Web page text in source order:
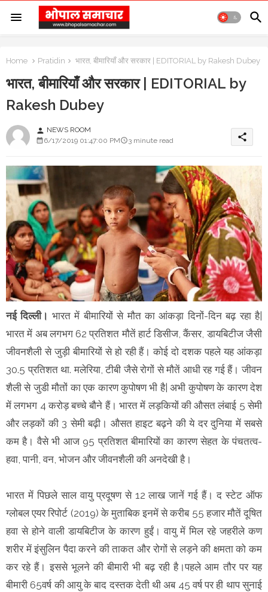
Home Pratidin भारत, बीमारियाँ और सरकार | EDITORIAL by Rakesh Dubey
भारत, बीमारियाँ और सरकार | EDITORIAL by
Rakesh Dubey
person NEWS ROOM
6/17/2019 01:47:00 PM
3 minute read share
नई दिल्ली। भारत में बीमारियों से मौत का आंकड़ा दिनों-दिन बढ़ रहा है|
भारत में अब लगभग 62 प्रतिशत मौतें हार्ट डिसीज, कैंसर, डायबिटीज जैसी
जीवनशैली से जुड़ी बीमारियों से हो रही हैं। कोई दो दशक पहले यह आंकड़ा
30.5 प्रतिशत था. मलेरिया, टीबी जैसे रोगों से मौतें आधी रह गई हैं। जीवन
शैली से जुडी मौतों का एक कारण कुपोषण भी है| अभी कुपोषण के कारण देश
में लगभग 4 करोड़ बच्चे बौने हैं। भारत में लड़कियों की औसत लंबाई 5 सेमी
और लड़कों की 3 सेमी बढ़ी। औसत हाइट बढ़ने की ये दर दुनिया में सबसे
कम है। वैसे भी आज 95 प्रतिशत बीमारियों का कारण सेहत के पंचतत्व-
हवा, पानी, वन, भोजन और जीवनशैली की अनदेखी है।
भारत में पिछले साल वायु प्रदूषण से 12 लाख जानें गई हैं। द स्टेट ऑफ
ग्लोबल एयर रिपोर्ट (2019) के मुताबिक इनमें से करीब 55 हजार मौतें दूषित
हवा से होने वाली डायबिटीज के कारण हुईं। वायु में मिल रहे जहरीले कण
शरीर में इंसुलिन पैदा करने की ताकत और रोगों से लड़ने की क्षमता को कम
कर रहे हैं। इससे भूलने की बीमारी भी बढ़ रही है।पहले आम तौर पर यह
बीमारी 65वर्ष की आयु के बाद दस्तक देती थी अब 45 वर्ष पर ही थाप सुनाई